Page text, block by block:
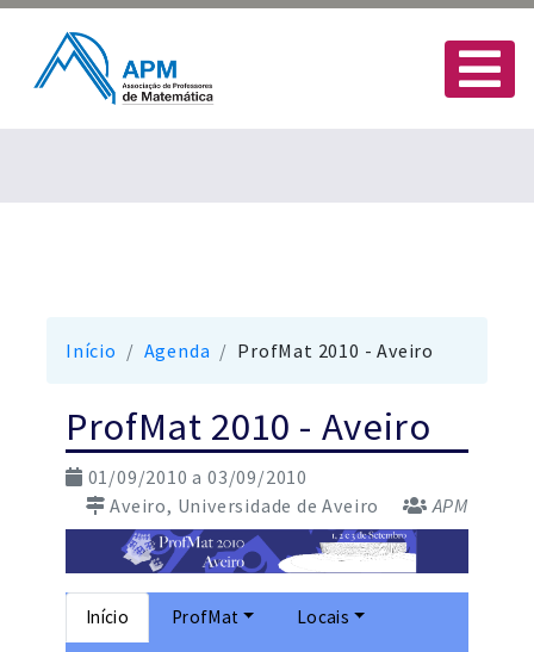
Início Agenda ProfMat 2010 - Aveiro
ProfMat 2010 - Aveiro
01/09/2010 a 03/09/2010
Aveiro, Universidade de Aveiro
APM
Início ProfMat Locais